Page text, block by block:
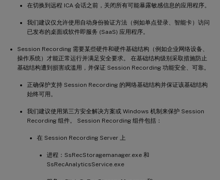
在切换到远程 ICA 会话之前，关闭所有可能暴露敏感信息的应用程序。
我们建议仅允许使用自动身份验证方法（例如单点登录、智能卡）访问
已发布的桌面或软件即服务 (SaaS) 应用程序。
Session Recording 需要某些硬件和硬件基础结构（例如企业网络设备、
操作系统）才能正常运行并满足安全要求。 在基础结构级别采取措施防止
基础结构遭到损害或滥用，并保证 Session Recording 功能安全、可靠。
正确保护支持 Session Recording 的网络基础结构并保证该基础结构
始终可用。
我们建议使用第三方安全解决方案或 Windows 机制来保护 Session
Recording 组件。 Session Recording 组件包括：
在 Session Recording Server 上
进程：SsRecStoragemanager.exe 和
SsRecAnalyticsService.exe